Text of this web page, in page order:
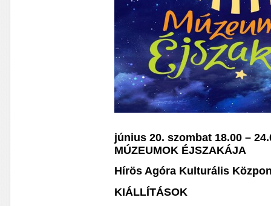
június 20. szombat 18.00 –
MÚZEUMOK ÉJSZAKÁJA
Hírös Agóra Kulturális
KIÁLLÍTÁSOK